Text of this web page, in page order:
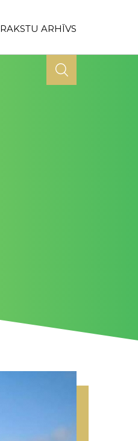
RAKSTU ARHĪVS